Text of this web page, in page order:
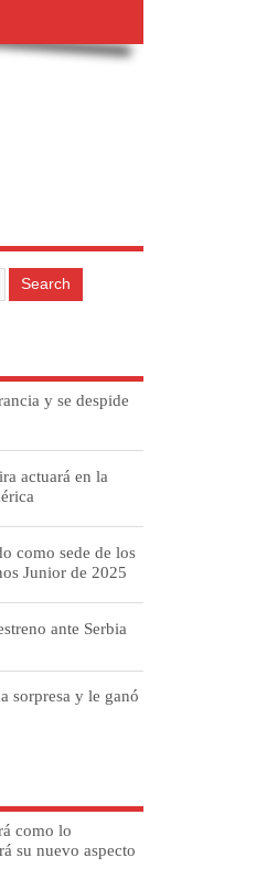
y se despide
actuará en la
como sede de los
Junior de 2025
ante Serbia
sorpresa y le ganó
como lo
su nuevo aspecto